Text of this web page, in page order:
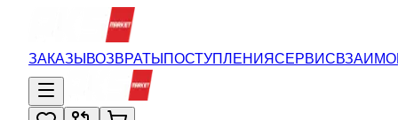
ЗАКАЗЫВОЗВРАТЫПОСТУПЛЕНИЯСЕРВИС